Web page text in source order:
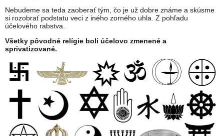
Nebudeme sa teda zaoberať tým, čo je už dobre známe a skúsme
si rozobrať podstatu veci z iného zorného uhla. Z pohľadu
účelového rabstva.
Všetky pôvodné relígie boli účelovo zmenené a
sprivatizované.